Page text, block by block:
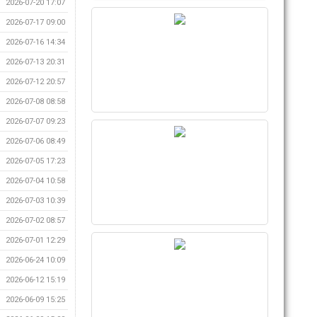
2026-07-20 17:07
2026-07-17 09:00
2026-07-16 14:34
2026-07-13 20:31
2026-07-12 20:57
2026-07-08 08:58
2026-07-07 09:23
2026-07-06 08:49
2026-07-05 17:23
2026-07-04 10:58
2026-07-03 10:39
2026-07-02 08:57
2026-07-01 12:29
2026-06-24 10:09
2026-06-12 15:19
2026-06-09 15:25